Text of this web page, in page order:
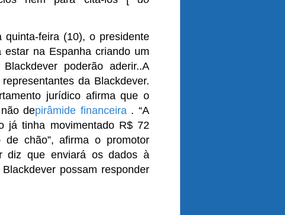
feira (10), o presidente
na Espanha criando um
poderão aderir..A
da Blackdever.
jurídico afirma que o
depirâmide financeira. “A
já tinha movimentado R$ 72
chão”, afirma o promotor
que enviará os dados à
possam responder